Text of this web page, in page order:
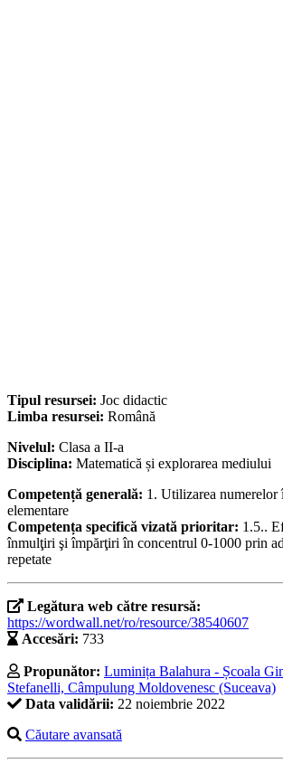
Tipul resursei: Joc didactic
Limba resursei: Română
Nivelul: Clasa a II-a
Disciplina: Matematică și explorarea mediului
Competență generală: 1. Utilizarea numerelor
elementare
Competența specifică vizată prioritar: 1.5..
înmulţiri şi împărţiri în concentrul 0-1000 prin
repetate
Legătura web către resursă:
https://wordwall.net/ro/resource/38540607
Accesări: 733
Propunător: Luminița Balahura - Școala
Stefanelli, Câmpulung Moldovenesc (Suceava)
Data validării: 22 noiembrie 2022
Căutare avansată